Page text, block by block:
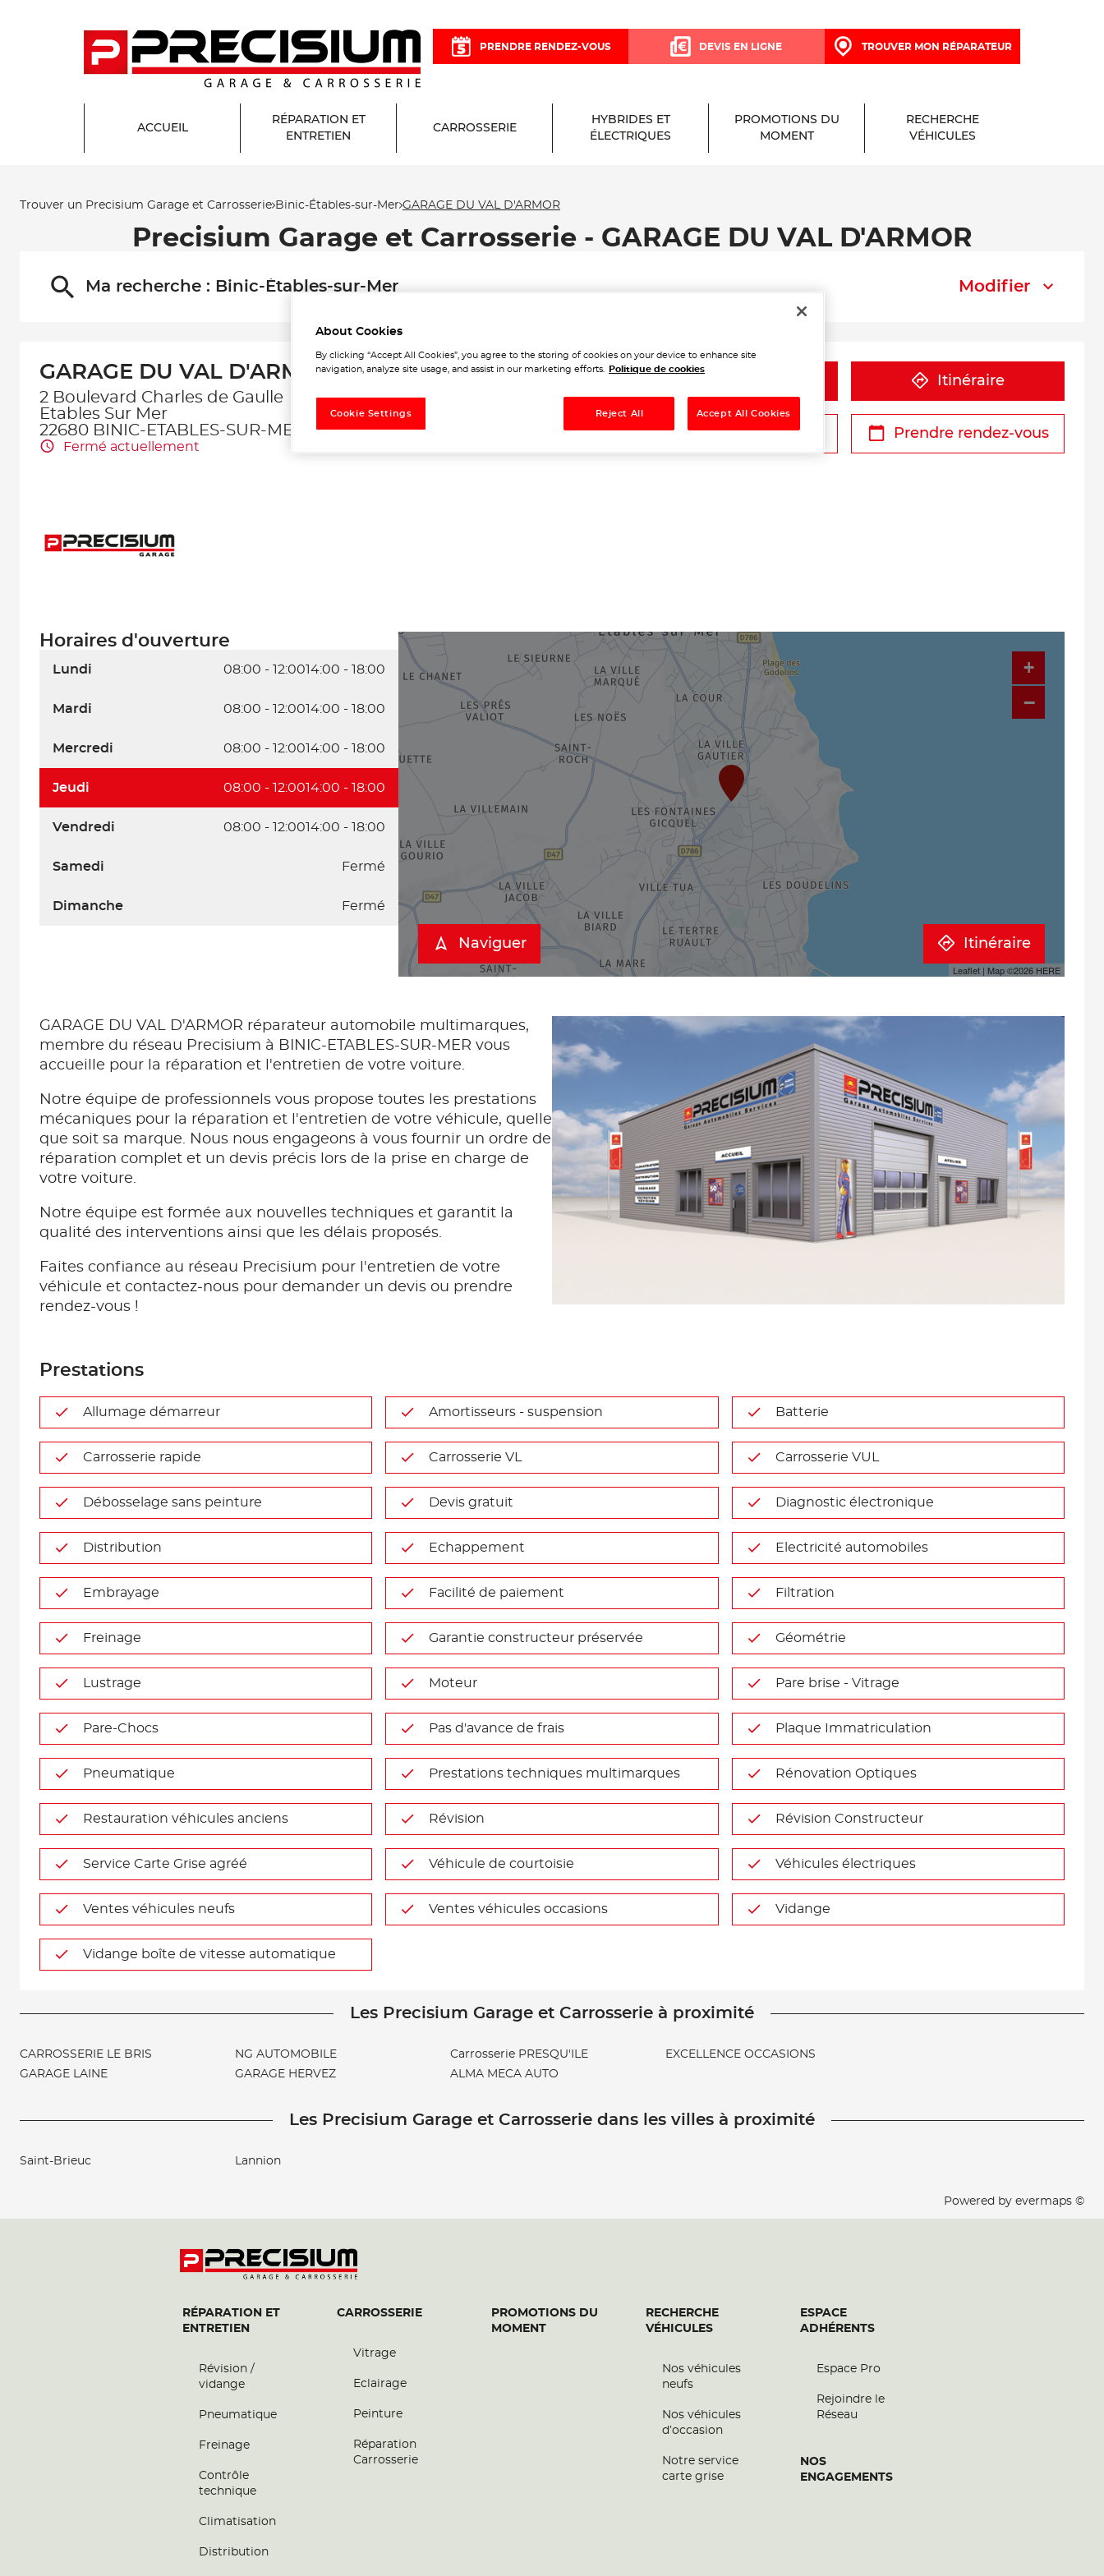
PRENDRE RENDEZ-VOUS DEVIS EN LIGNE TROUVER MON RÉPARATEUR
ACCUEIL
RÉPARATION ET
ENTRETIEN
CARROSSERIE
HYBRIDES ET
ÉLECTRIQUES
PROMOTIONS DU
MOMENT
RECHERCHE
VÉHICULES
Trouver un Precisium Garage et Carrosserie Binic-Étables-sur-Mer GARAGE DU VAL D'ARMOR
Precisium Garage et Carrosserie - GARAGE DU VAL D'ARMOR
Ma recherche : Binic-Étables-sur-Mer Modifier
GARAGE DU VAL D'ARMOR
2 Boulevard Charles de Gaulle
Etables Sur Mer
22680 BINIC-ETABLES-SUR-MER
Fermé actuellement
Itinéraire
Demander un devis Prendre rendez-vous
Horaires d'ouverture
Lundi 08:00 - 12:0014:00 - 18:00
Mardi 08:00 - 12:0014:00 - 18:00
Mercredi 08:00 - 12:0014:00 - 18:00
Jeudi 08:00 - 12:0014:00 - 18:00
Vendredi 08:00 - 12:0014:00 - 18:00
Samedi Fermé
Dimanche Fermé
+
−
Leaflet | Map ©2026 HERE
Naviguer Itinéraire
GARAGE DU VAL D'ARMOR réparateur automobile multimarques,
membre du réseau Precisium à BINIC-ETABLES-SUR-MER vous
accueille pour la réparation et l'entretien de votre voiture.
Notre équipe de professionnels vous propose toutes les prestations
mécaniques pour la réparation et l'entretien de votre véhicule, quelle
que soit sa marque. Nous nous engageons à vous fournir un ordre de
réparation complet et un devis précis lors de la prise en charge de
votre voiture.
Notre équipe est formée aux nouvelles techniques et garantit la
qualité des interventions ainsi que les délais proposés.
Faites confiance au réseau Precisium pour l'entretien de votre
véhicule et contactez-nous pour demander un devis ou prendre
rendez-vous !
Prestations
Allumage démarreur Amortisseurs - suspension Batterie
Carrosserie rapide Carrosserie VL Carrosserie VUL
Débosselage sans peinture Devis gratuit Diagnostic électronique
Distribution Echappement Electricité automobiles
Embrayage Facilité de paiement Filtration
Freinage Garantie constructeur préservée Géométrie
Lustrage Moteur Pare brise - Vitrage
Pare-Chocs Pas d'avance de frais Plaque Immatriculation
Pneumatique Prestations techniques multimarques Rénovation Optiques
Restauration véhicules anciens Révision Révision Constructeur
Service Carte Grise agréé Véhicule de courtoisie Véhicules électriques
Ventes véhicules neufs Ventes véhicules occasions Vidange
Vidange boîte de vitesse automatique
Les Precisium Garage et Carrosserie à proximité
CARROSSERIE LE BRIS
GARAGE LAINE
NG AUTOMOBILE
GARAGE HERVEZ
Carrosserie PRESQU'ILE
ALMA MECA AUTO
EXCELLENCE OCCASIONS
Les Precisium Garage et Carrosserie dans les villes à proximité
Saint-Brieuc Lannion
Powered by evermaps ©
RÉPARATION ET
ENTRETIEN
Révision /
vidange
Pneumatique
Freinage
Contrôle
technique
Climatisation
Distribution
CARROSSERIE
Vitrage
Eclairage
Peinture
Réparation
Carrosserie
PROMOTIONS DU
MOMENT
RECHERCHE
VÉHICULES
Nos véhicules
neufs
Nos véhicules
d’occasion
Notre service
carte grise
ESPACE
ADHÉRENTS
Espace Pro
Rejoindre le
Réseau
NOS
ENGAGEMENTS
About Cookies
By clicking “Accept All Cookies”, you agree to the storing of cookies on your device to enhance site
navigation, analyze site usage, and assist in our marketing efforts.
Politique de cookies
Reject All Accept All Cookies
Cookie Settings